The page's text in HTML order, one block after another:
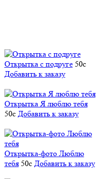
Открытка с подруге 50c
Добавить к заказу
Открытка Я люблю тебя
50c Добавить к заказу
Открытка-фото Люблю
тебя 50c Добавить к заказу